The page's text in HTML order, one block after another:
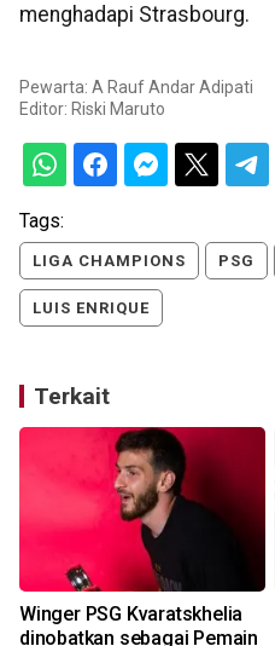
menghadapi Strasbourg.
Pewarta: A Rauf Andar Adipati
Editor: Riski Maruto
Tags:
LIGA CHAMPIONS PSG
LUIS ENRIQUE
Terkait
Winger PSG Kvaratskhelia
dinobatkan sebagai Pemain